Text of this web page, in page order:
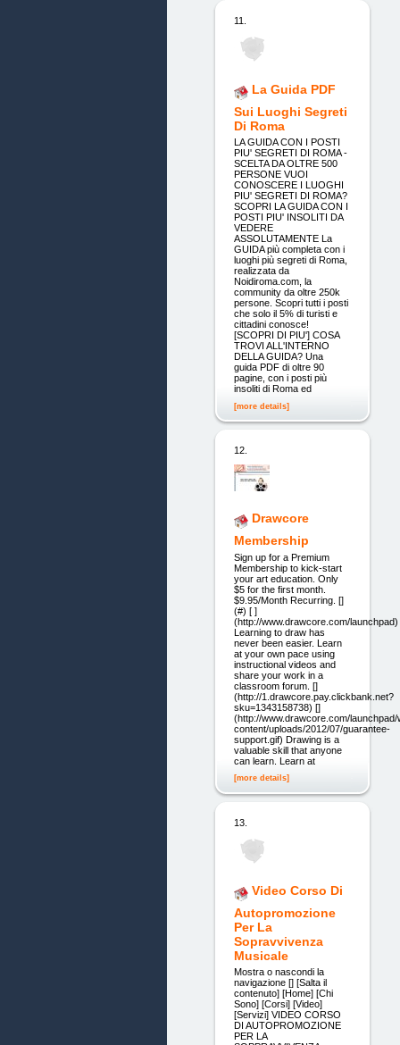
11.
La Guida PDF
Sui Luoghi Segreti
Di Roma
LA GUIDA CON I POSTI
PIU' SEGRETI DI ROMA -
SCELTA DA OLTRE 500
PERSONE VUOI
CONOSCERE I LUOGHI
PIU' SEGRETI DI ROMA?
SCOPRI LA GUIDA CON I
POSTI PIU' INSOLITI DA
VEDERE
ASSOLUTAMENTE La
GUIDA più completa con i
luoghi più segreti di Roma,
realizzata da
Noidiroma.com, la
community da oltre 250k
persone. Scopri tutti i posti
che solo il 5% di turisti e
cittadini conosce!
[SCOPRI DI PIU'] COSA
TROVI ALL'INTERNO
DELLA GUIDA? Una
guida PDF di oltre 90
pagine, con i posti più
insoliti di Roma ed
[more details]
12.
Drawcore
Membership
Sign up for a Premium
Membership to kick-start
your art education. Only
$5 for the first month.
$9.95/Month Recurring. []
(#) [ ]
(http://www.drawcore.com/launchpad)
Learning to draw has
never been easier. Learn
at your own pace using
instructional videos and
share your work in a
classroom forum. []
(http://1.drawcore.pay.clickbank.net?
sku=1343158738) []
(http://www.drawcore.com/launchpad/
content/uploads/2012/07/guarantee-
support.gif) Drawing is a
valuable skill that anyone
can learn. Learn at
[more details]
13.
Video Corso Di
Autopromozione
Per La
Sopravvivenza
Musicale
Mostra o nascondi la
navigazione [] [Salta il
contenuto] [Home] [Chi
Sono] [Corsi] [Video]
[Servizi] VIDEO CORSO
DI AUTOPROMOZIONE
PER LA